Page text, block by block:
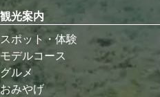
観光案内
スポット・体験
モデルコース
グルメ
おみやげ